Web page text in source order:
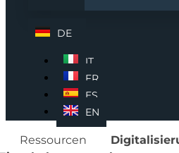
DE
IT
FR
ES
EN
Ressourcen